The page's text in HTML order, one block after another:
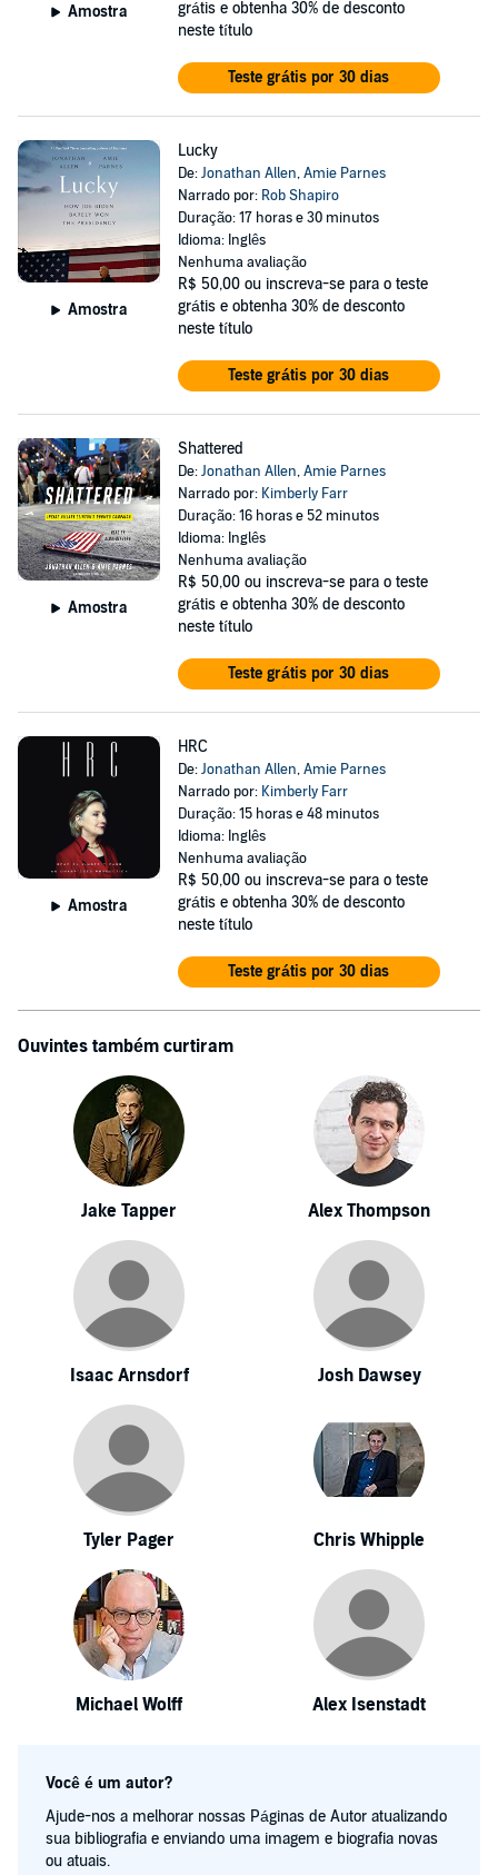
Amostra
grátis e obtenha 30% de desconto
neste título
Teste grátis por 30 dias
Amostra
Lucky
De:Jonathan Allen,Amie Parnes
Narrado por: Rob Shapiro
Duração: 17 horas e 30 minutos
Idioma: Inglês
Nenhuma avaliação
R$ 50,00 ou inscreva-se para o teste
grátis e obtenha 30% de desconto
neste título
Teste grátis por 30 dias
Amostra
Shattered
De:Jonathan Allen,Amie Parnes
Narrado por: Kimberly Farr
Duração: 16 horas e 52 minutos
Idioma: Inglês
Nenhuma avaliação
R$ 50,00 ou inscreva-se para o teste
grátis e obtenha 30% de desconto
neste título
Teste grátis por 30 dias
Amostra
HRC
De:Jonathan Allen,Amie Parnes
Narrado por: Kimberly Farr
Duração: 15 horas e 48 minutos
Idioma: Inglês
Nenhuma avaliação
R$ 50,00 ou inscreva-se para o teste
grátis e obtenha 30% de desconto
neste título
Teste grátis por 30 dias
Ouvintes também curtiram
Jake Tapper Alex Thompson
Isaac Arnsdorf Josh Dawsey
Tyler Pager Chris Whipple
Michael Wolff Alex Isenstadt
Você é um autor?
Ajude-nos a melhorar nossas Páginas de Autor atualizando
sua bibliografia e enviando uma imagem e biografia novas
ou atuais.